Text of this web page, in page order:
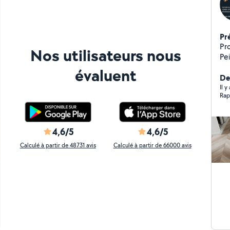
Nos utilisateurs nous
évaluent
4,6/5
Calculé à partir de 48731 avis
4,6/5
Calculé à partir de 66000 avis
dalle
soigné. Montage
Il y